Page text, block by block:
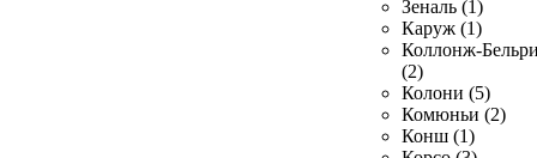
Зеналь (1)
Каруж (1)
Коллонж-
(2)
Колони (5)
Комюньи (2)
Конш (1)